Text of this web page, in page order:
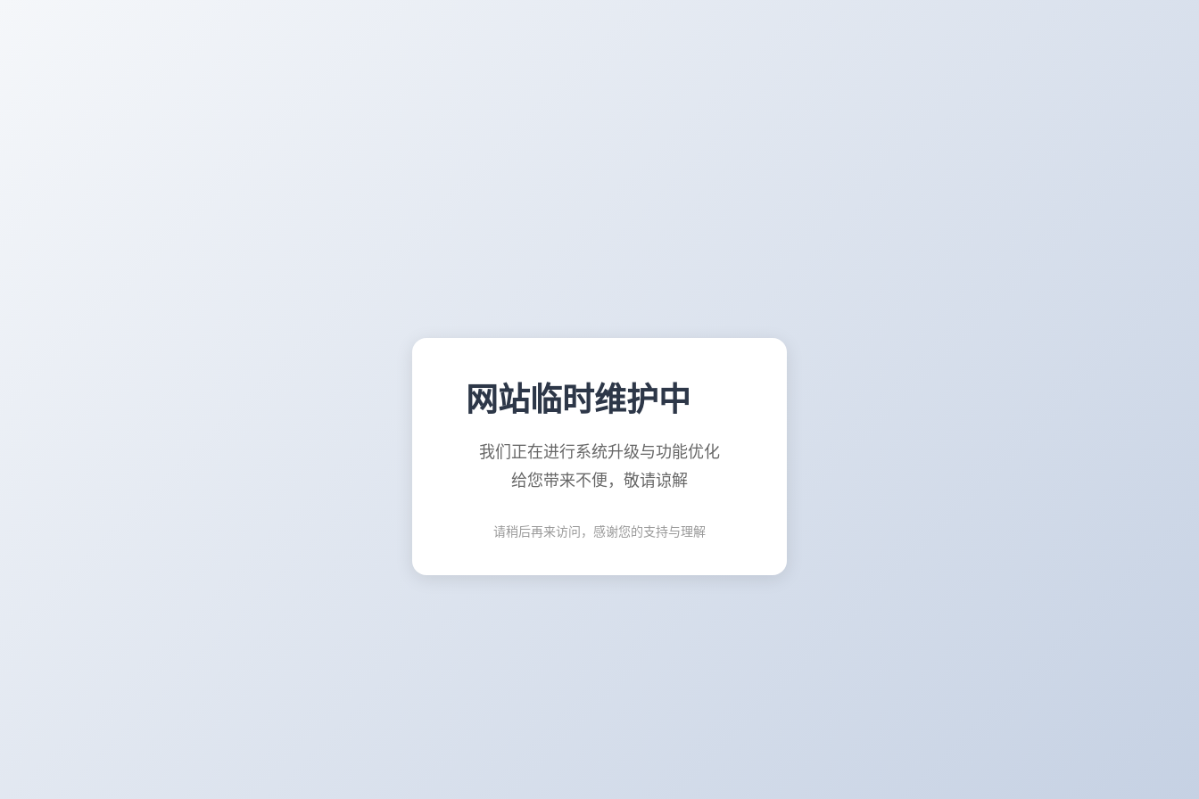
网站临时维护中
我们正在进行系统升级与功能优化
给您带来不便，敬请谅解
请稍后再来访问，感谢您的支持与理解